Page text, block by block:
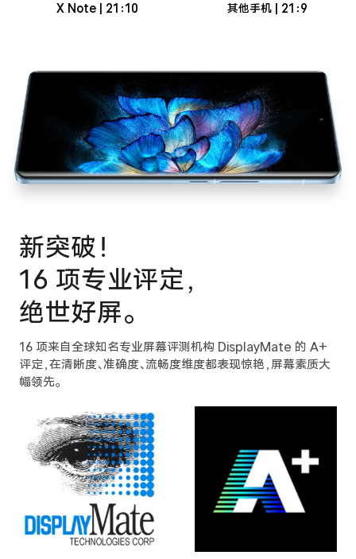
X Note | 21：10 其他手机 | 21：9
新突破！
16 项专业评定，
绝世好屏。
16 项来自全球知名专业屏幕评测机构 DisplayMate 的 A+
评定，在清晰度、准确度、流畅度维度都表现惊艳，屏幕素质大
幅领先。